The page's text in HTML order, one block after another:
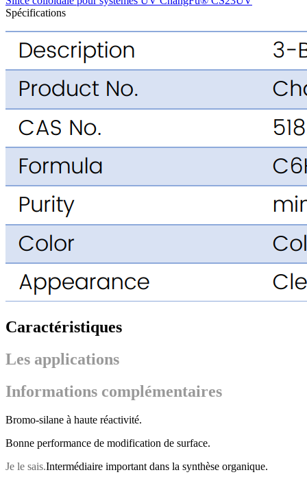
Spécifications
Caractéristiques
Les applications
Informations complémentaires
Bromo-silane à haute réactivité.
Bonne performance de modification de surface.
Je le sais.Intermédiaire important dans la synthèse organique.